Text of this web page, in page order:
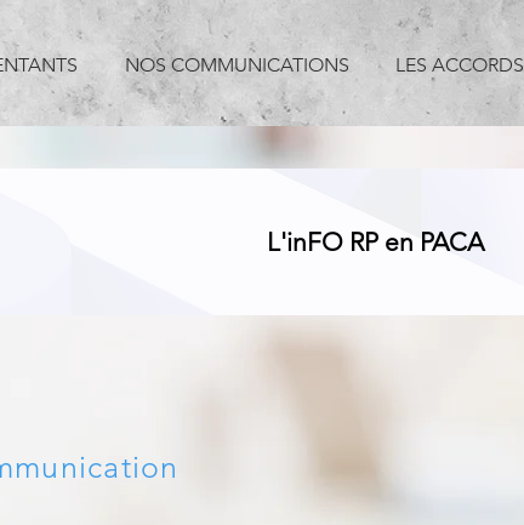
NOS COMMUNICATIONS LES ACCORDS
L'inFO RP en PACA